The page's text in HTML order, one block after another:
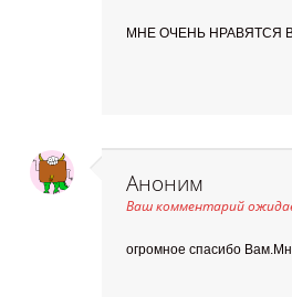
МНЕ ОЧЕНЬ НРАВЯТСЯ
Аноним
Ваш комментарий
огромное спасибо